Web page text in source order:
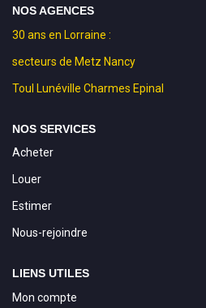
NOS AGENCES
30 ans en Lorraine :
secteurs de Metz Nancy
Toul Lunéville Charmes Epinal
NOS SERVICES
Acheter
Louer
Estimer
Nous-rejoindre
LIENS UTILES
Mon compte